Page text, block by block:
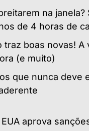
na janela?
de 4 horas de
traz boas novas! A
(e muito)
que nunca deve
aprova